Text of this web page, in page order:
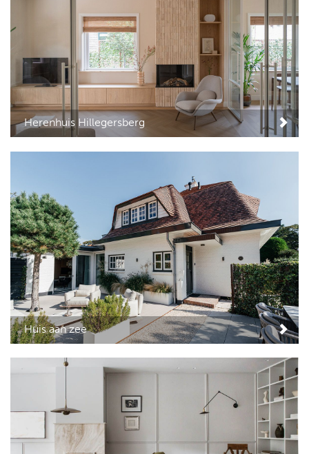
Herenhuis Hillegersberg
Huis aan zee